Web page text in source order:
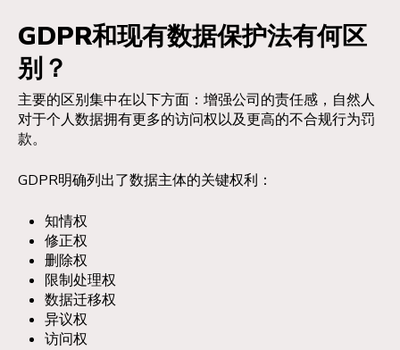
GDPR和现有数据保护法有何区
别？
主要的区别集中在以下方面：增强公司的责任感，自然人
对于个人数据拥有更多的访问权以及更高的不合规行为罚
款。
GDPR明确列出了数据主体的关键权利：
知情权
修正权
删除权
限制处理权
数据迁移权
异议权
访问权